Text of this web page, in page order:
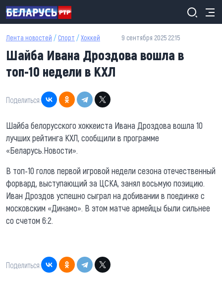
Перейти к основному содержанию
Лента новостей / Спорт /Хоккей 9 сентября 2025 22:15
Шайба Ивана Дроздова вошла в
топ-10 недели в КХЛ
Поделиться:
Шайба белорусского хоккеиста Ивана Дроздова вошла 10
лучших рейтинга КХЛ, сообщили в программе
«Беларусь.Новости».
В топ-10 голов первой игровой недели сезона отечественный
форвард, выступающий за ЦСКА, занял восьмую позицию.
Иван Дроздов успешно сыграл на добивании в поединке с
московским «Динамо». В этом матче армейцы были сильнее
со счетом 6:2.
Поделиться: